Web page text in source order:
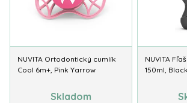
NUVITA Ortodontický cumlík
Cool 6m+, Pink Yarrow
Skladom
NUVITA
150ml, Black